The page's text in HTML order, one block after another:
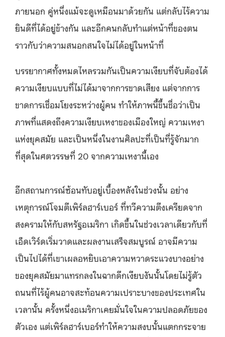
ภายนอก คู่หนึ่งแม้จะดูเหมือนมาด้วยกัน แต่กลับไร้ความ
ยินดีที่ได้อยู่ข้างกัน และอีกคนกลับทำแต่หน้าที่ของตน
ราวกับว่าความสนอกสนใจไม่ได้อยู่ในหน้าที่
บรรยากาศทั้งหมดไหลรวมกันเป็นความเงียบที่จับต้องได้
ความเงียบแบบที่ไม่ได้มาจากการขาดเสียง แต่จากการ
ขาดการเชื่อมโยงระหว่างผู้คน ทำให้ภาพนี้ขึ้นชื่อว่าเป็น
ภาพที่แสดงถึงความเงียบเหงาของเมืองใหญ่ ความเหงา
แห่งยุคสมัย และเป็นหนึ่งในงานศิลปะที่เป็นที่รู้จักมาก
ที่สุดในศตวรรษที่ 20 จากความเหงานี้เอง
อีกสถานการณ์ซ้อนทับอยู่เบื้องหลังในช่วงนั้น อย่าง
เหตุการณ์โจมตีเพิร์ลฮาร์เบอร์ ที่ทวีความตึงเครียดจาก
สงครามให้กับสหรัฐอเมริกา เกิดขึ้นในช่วงเวลาเดียวกับที่
เอ็ดเวิร์ดเริ่มวาดและผลงานเสร็จสมบูรณ์ อาจมีความ
เป็นไปได้ที่เขาเผลอหยิบเอาความหวาดระแวงบางอย่าง
ของยุคสมัยมาแทรกลงในฉากดึกเงียบงันนั้นโดยไม่รู้ตัว
ถนนที่ไร้ผู้คนอาจสะท้อนความเปราะบางของประเทศใน
เวลานั้น ครั้งหนึ่งอเมริกาเคยมั่นใจในความปลอดภัยของ
ตัวเอง แต่เพิร์ลฮาร์เบอร์ทำให้ความสงบนั้นแตกกระจาย